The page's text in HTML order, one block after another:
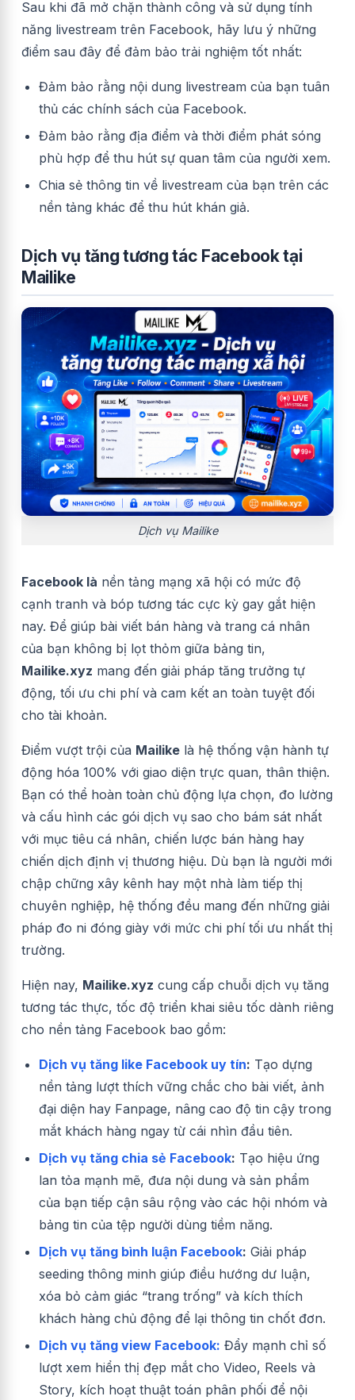
Sau khi đã mở chặn thành công và sử dụng tính
năng livestream trên Facebook, hãy lưu ý những
điểm sau đây để đảm bảo trải nghiệm tốt nhất:
Đảm bảo rằng nội dung livestream của bạn tuân
thủ các chính sách của Facebook.
Đảm bảo rằng địa điểm và thời điểm phát sóng
phù hợp để thu hút sự quan tâm của người xem.
Chia sẻ thông tin về livestream của bạn trên các
nền tảng khác để thu hút khán giả.
Dịch vụ tăng tương tác Facebook tại
Mailike
Dịch vụ Mailike
Facebook là nền tảng mạng xã hội có mức độ
cạnh tranh và bóp tương tác cực kỳ gay gắt hiện
nay. Để giúp bài viết bán hàng và trang cá nhân
của bạn không bị lọt thỏm giữa bảng tin,
Mailike.xyz mang đến giải pháp tăng trưởng tự
động, tối ưu chi phí và cam kết an toàn tuyệt đối
cho tài khoản.
Điểm vượt trội của Mailike là hệ thống vận hành tự
động hóa 100% với giao diện trực quan, thân thiện.
Bạn có thể hoàn toàn chủ động lựa chọn, đo lường
và cấu hình các gói dịch vụ sao cho bám sát nhất
với mục tiêu cá nhân, chiến lược bán hàng hay
chiến dịch định vị thương hiệu. Dù bạn là người mới
chập chững xây kênh hay một nhà làm tiếp thị
chuyên nghiệp, hệ thống đều mang đến những giải
pháp đo ni đóng giày với mức chi phí tối ưu nhất thị
trường.
Hiện nay, Mailike.xyz cung cấp chuỗi dịch vụ tăng
tương tác thực, tốc độ triển khai siêu tốc dành riêng
cho nền tảng Facebook bao gồm:
Dịch vụ tăng like Facebook uy tín: Tạo dựng
nền tảng lượt thích vững chắc cho bài viết, ảnh
đại diện hay Fanpage, nâng cao độ tin cậy trong
mắt khách hàng ngay từ cái nhìn đầu tiên.
Dịch vụ tăng chia sẻ Facebook: Tạo hiệu ứng
lan tỏa mạnh mẽ, đưa nội dung và sản phẩm
của bạn tiếp cận sâu rộng vào các hội nhóm và
bảng tin của tệp người dùng tiềm năng.
Dịch vụ tăng bình luận Facebook: Giải pháp
seeding thông minh giúp điều hướng dư luận,
xóa bỏ cảm giác “trang trống” và kích thích
khách hàng chủ động để lại thông tin chốt đơn.
Dịch vụ tăng view Facebook: Đẩy mạnh chỉ số
lượt xem hiển thị đẹp mắt cho Video, Reels và
Story, kích hoạt thuật toán phân phối để nội